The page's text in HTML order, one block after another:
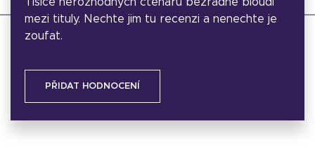
mezi tituly. Nechte jim tu recenzi a nenechte je
zoufat.
PŘIDAT HODNOCENÍ